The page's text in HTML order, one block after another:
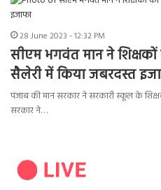
28 June 2023 - 12:32 PM
सीएम भगवंत मान ने
सैलेरी में किया जबरदस्त
पंजाब की मान सरकार ने सरकारी स्कूल के
सरकार ने…